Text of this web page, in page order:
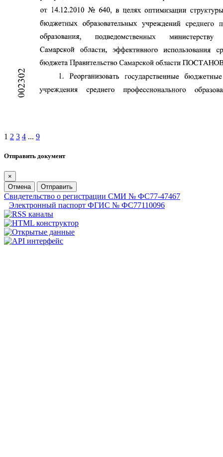
1 2 3 4 ... 9
Отправить документ
×
Отмена
Отправить
Свидетельство о регистрации СМИ № ФС77-47467
Электронный паспорт ФГИС № ФС77110096